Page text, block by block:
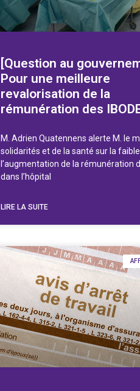
[Question au
Pour une meilleure
revalorisation de la
rémunération des
M. Adrien Quatennens alerte M. le
solidarités et de la santé sur la
l’augmentation de la rémunération
dans l’hôpital
LIRE LA SUITE